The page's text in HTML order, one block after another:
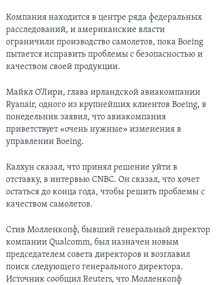
Компания находится в центре ряда федеральных
расследований, и американские власти
ограничили производство самолетов, пока Boeing
пытается исправить проблемы с безопасностью и
качеством своей продукции.
Майкл О’Лири, глава ирландской авиакомпании
Ryanair, одного из крупнейших клиентов Boeing, в
понедельник заявил, что авиакомпания
приветствует «очень нужные» изменения в
управлении Boeing.
Калхун сказал, что принял решение уйти в
отставку, в интервью CNBC. Он сказал, что хочет
остаться до конца года, чтобы решить проблемы с
качеством самолетов.
Стив Молленкопф, бывший генеральный директор
компании Qualcomm, был назначен новым
председателем совета директоров и возглавил
поиск следующего генерального директора.
Источник сообщил Reuters, что Молленкопф